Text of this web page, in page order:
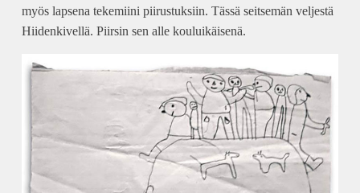
myös lapsena tekemiini piirustuksiin. Tässä seitsemän veljestä
Hiidenkivellä. Piirsin sen alle kouluikäisenä.